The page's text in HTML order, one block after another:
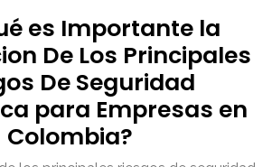
es Importante la
De Los Principales
De Seguridad
para Empresas en
Colombia?